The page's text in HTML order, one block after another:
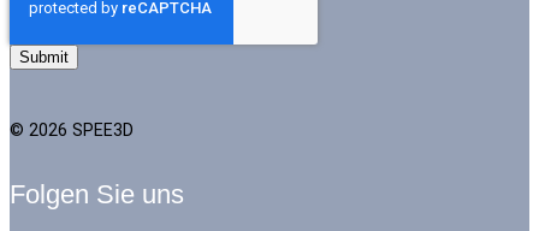
© 2026 SPEE3D
Folgen Sie uns